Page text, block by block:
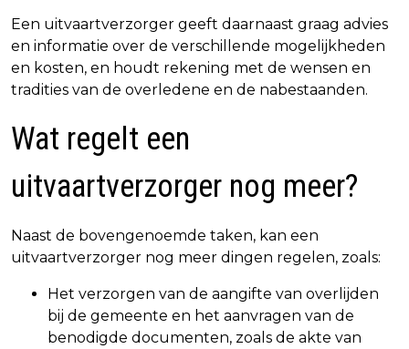
Een uitvaartverzorger geeft daarnaast graag advies
en informatie over de verschillende mogelijkheden
en kosten, en houdt rekening met de wensen en
tradities van de overledene en de nabestaanden.
Wat regelt een
uitvaartverzorger nog meer?
Naast de bovengenoemde taken, kan een
uitvaartverzorger nog meer dingen regelen, zoals:
Het verzorgen van de aangifte van overlijden
bij de gemeente en het aanvragen van de
benodigde documenten, zoals de akte van